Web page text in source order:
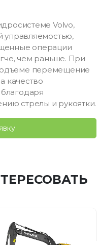
Volvo,
управляемостью,
операции
чем раньше. При
перемещение
качество
стрелы и рукоятки.